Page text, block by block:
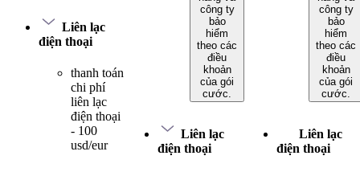
Liên lạc
điện thoại
thanh toán
chi phí
liên lạc
điện thoại
- 100
usd/eur
công ty
bảo
hiểm
theo các
điều
khoản
của gói
cước.
Liên lạc
điện thoại
công ty
bảo
hiểm
theo các
điều
khoản
của gói
cước.
Liên lạc
điện thoại